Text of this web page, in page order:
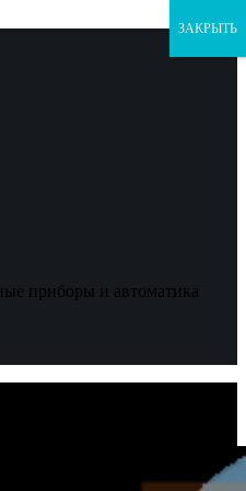
приборы и автоматика
ЗАКРЫТЬ